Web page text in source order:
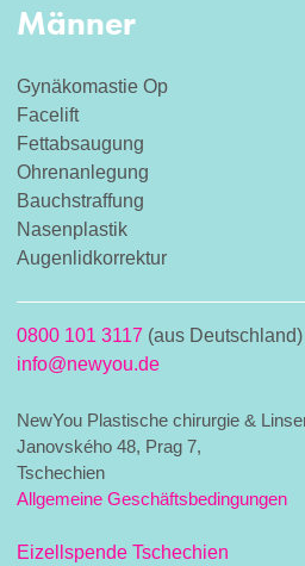
Männer
Gynäkomastie Op
Facelift
Fettabsaugung
Ohrenanlegung
Bauchstraffung
Nasenplastik
Augenlidkorrektur
0800 101 3117 (aus Deutschland)
info@newyou.de
NewYou Plastische chirurgie &
Janovského 48, Prag 7,
Tschechien
Allgemeine Geschäftsbedingungen
Eizellspende Tschechien